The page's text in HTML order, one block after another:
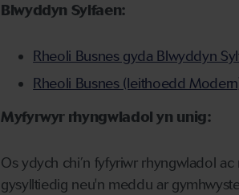
Blwyddyn Sylfaen:
Rheoli Busnes gyda Blwyddyn
Rheoli Busnes (Ieithoedd
Myfyrwyr rhyngwladol yn unig:
Os ydych chi’n fyfyriwr rhyngwladol
gysylltiedig neu'n meddu ar